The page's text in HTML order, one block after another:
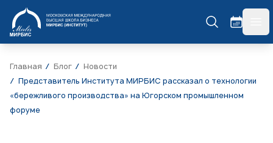
МИРБИС
Главная Блог
Новости
Представитель Института МИРБИС рассказал о технологии
«бережливого производства» на Югорском промышленном
форуме